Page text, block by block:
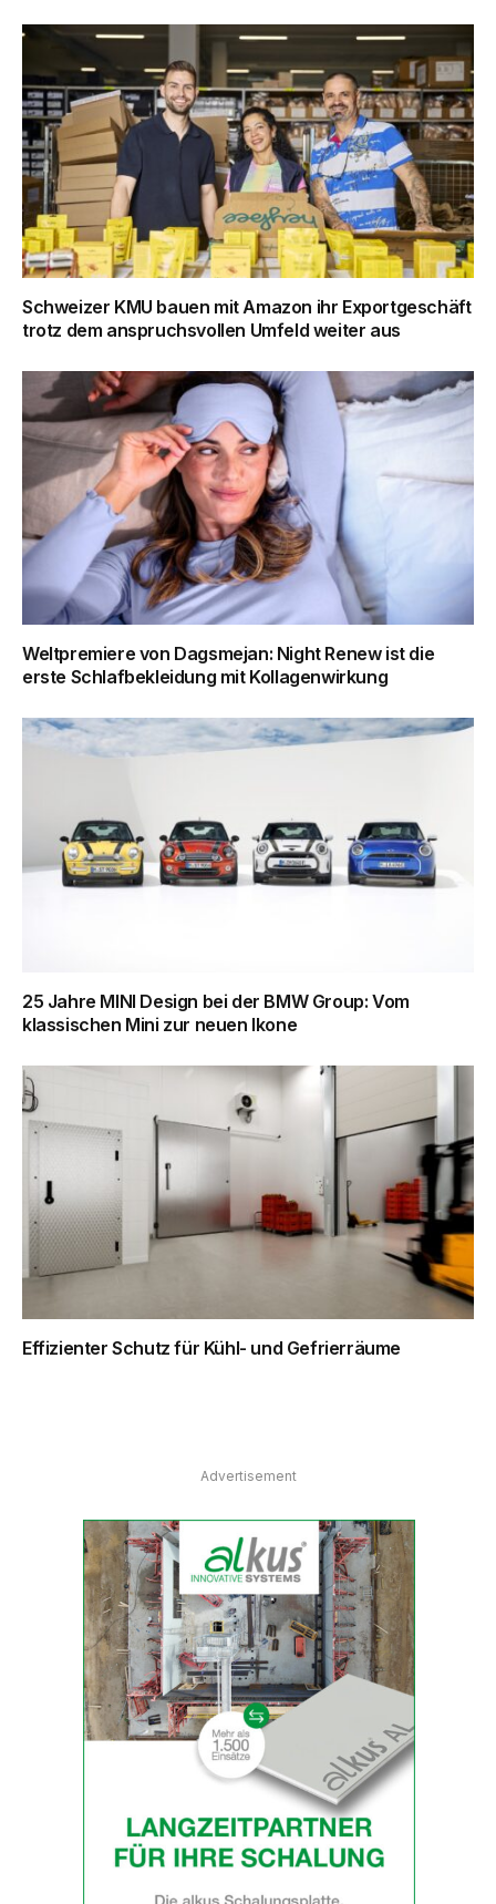
Schweizer KMU bauen mit Amazon ihr Exportgeschäft
trotz dem anspruchsvollen Umfeld weiter aus
Weltpremiere von Dagsmejan: Night Renew ist die
erste Schlafbekleidung mit Kollagenwirkung
25 Jahre MINI Design bei der BMW Group: Vom
klassischen Mini zur neuen Ikone
Effizienter Schutz für Kühl- und Gefrierräume
Advertisement